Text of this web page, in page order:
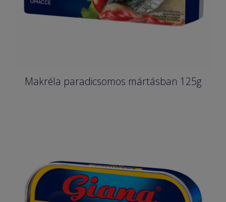
Makréla paradicsomos mártásban 125g